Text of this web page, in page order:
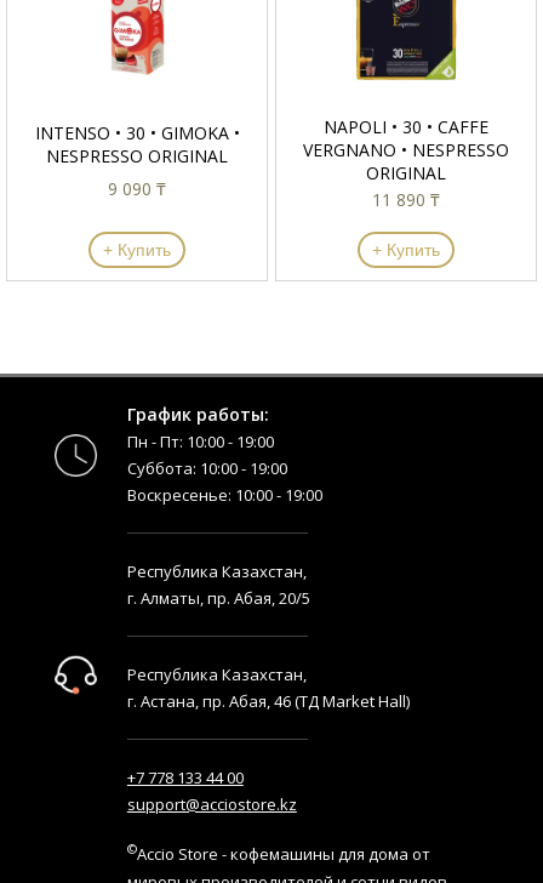
INTENSO • 30 • GIMOKA •
NESPRESSO ORIGINAL
9 090 ₸
+ Купить
NAPOLI • 30 • CAFFE
VERGNANO • NESPRESSO
ORIGINAL
11 890 ₸
+ Купить
График работы:
Пн - Пт: 10:00 - 19:00
Суббота: 10:00 - 19:00
Воскресенье: 10:00 - 19:00
Республика Казахстан,
г. Алматы, пр. Абая, 20/5
Республика Казахстан,
г. Астана, пр. Абая, 46 (ТД Market Hall)
+7 778 133 44 00
support@acciostore.kz
©Accio Store - кофемашины для дома от